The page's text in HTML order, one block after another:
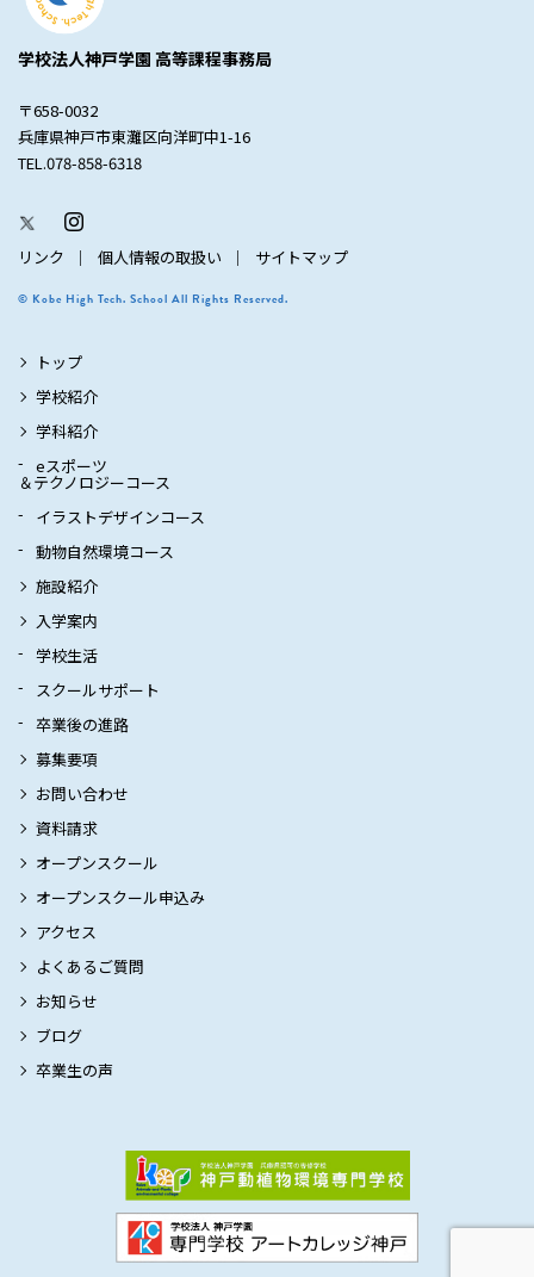
学校法人神戸学園 高等課程事務局
〒658-0032
兵庫県神戸市東灘区向洋町中1-16
TEL.078-858-6318
リンク 個人情報の取扱い サイトマップ
© Kobe High Tech. School All Rights Reserved.
トップ
学校紹介
学科紹介
eスポーツ
＆テクノロジーコース
イラストデザインコース
動物自然環境コース
施設紹介
入学案内
学校生活
スクールサポート
卒業後の進路
募集要項
お問い合わせ
資料請求
オープンスクール
オープンスクール申込み
アクセス
よくあるご質問
お知らせ
ブログ
卒業生の声